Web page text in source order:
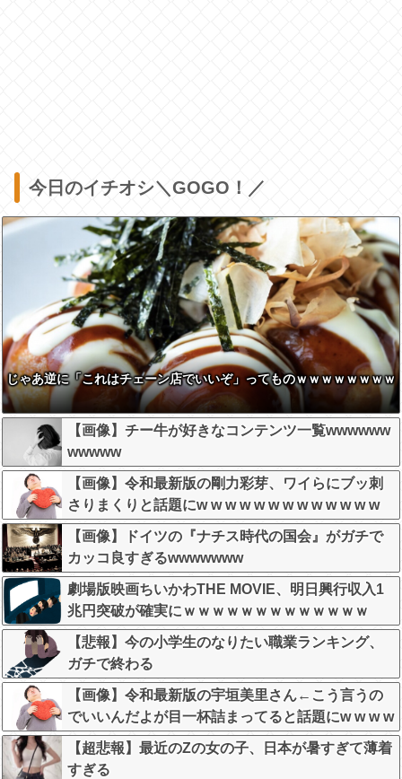
今日のイチオシ＼GOGO！／
じゃあ逆に「これはチェーン店でいいぞ」ってものｗｗｗｗｗｗｗｗ
【画像】チー牛が好きなコンテンツ一覧wwwwww
wwwww
【画像】令和最新版の剛力彩芽、ワイらにブッ刺
さりまくりと話題にw w w w w w w w w w w w w
【画像】ドイツの『ナチス時代の国会』がガチで
カッコ良すぎるwwwwwww
劇場版映画ちいかわTHE MOVIE、明日興行収入1
兆円突破が確実にｗｗｗｗｗｗｗｗｗｗｗｗｗ
【悲報】今の小学生のなりたい職業ランキング、
ガチで終わる
【画像】令和最新版の宇垣美里さん←こう言うの
でいいんだよが目一杯詰まってると話題にw w w w
w w w w w
【超悲報】最近のZの女の子、日本が暑すぎて薄着
すぎる